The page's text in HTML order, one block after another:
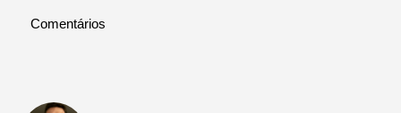
Comentários